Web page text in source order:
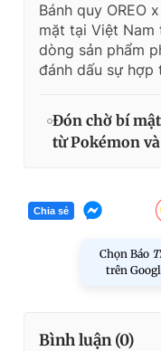
Bánh quy OREO
mặt tại Việt
dòng sản phẩm
đánh dấu sự hợp
Đón chờ bí
từ Pokémon
Chia sẻ
Chọn Báo
trên
Bình luận (0)